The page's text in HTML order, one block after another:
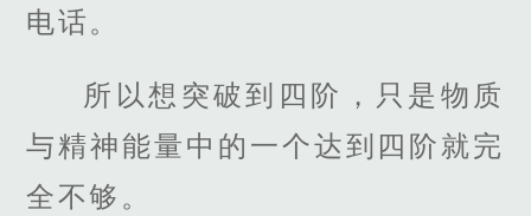
电话。
所以想突破到四阶，只是物质
与精神能量中的一个达到四阶就完
全不够。